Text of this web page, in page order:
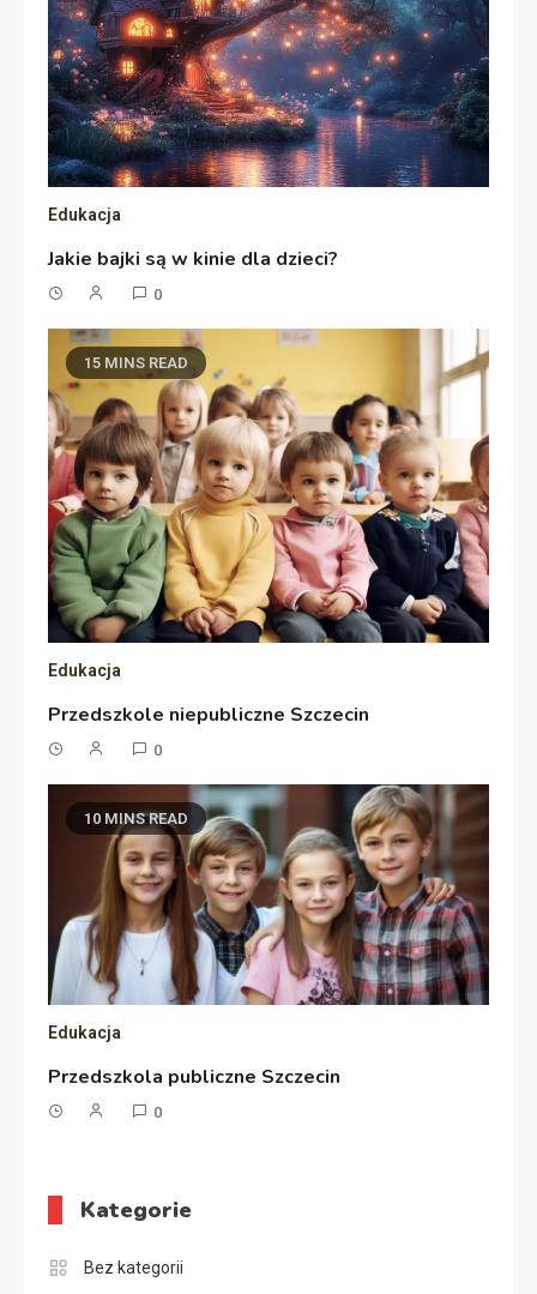
Edukacja
Jakie bajki są w kinie dla dzieci?
0
15 MINS READ
Edukacja
Przedszkole niepubliczne Szczecin
0
10 MINS READ
Edukacja
Przedszkola publiczne Szczecin
0
Kategorie
Bez kategorii